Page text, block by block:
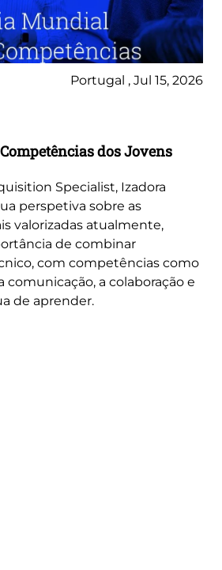
Portugal , Jul 15, 2026
dos Jovens
Specialist, Izadora
perspetiva sobre as
valorizadas atualmente,
de combinar
com competências como
comunicação, a colaboração e
de aprender.